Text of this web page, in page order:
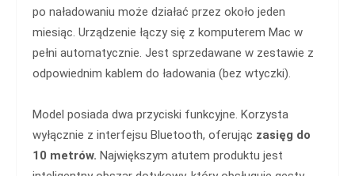
po naładowaniu może działać przez około jeden
miesiąc. Urządzenie łączy się z komputerem Mac w
pełni automatycznie. Jest sprzedawane w zestawie z
odpowiednim kablem do ładowania (bez wtyczki).
Model posiada dwa przyciski funkcyjne. Korzysta
wyłącznie z interfejsu Bluetooth, oferując zasięg do
10 metrów. Największym atutem produktu jest